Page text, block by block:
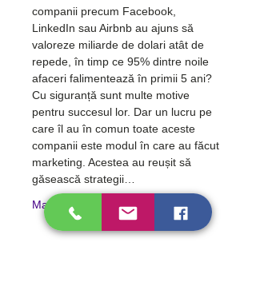
companii precum Facebook,
LinkedIn sau Airbnb au ajuns să
valoreze miliarde de dolari atât de
repede, în timp ce 95% dintre noile
afaceri falimentează în primii 5 ani?
Cu siguranță sunt multe motive
pentru succesul lor. Dar un lucru pe
care îl au în comun toate aceste
companii este modul în care au făcut
marketing. Acestea au reușit să
găsească strategii…
Mai mult >